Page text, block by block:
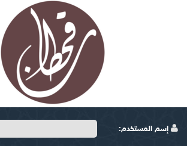
إسم المستخدم: